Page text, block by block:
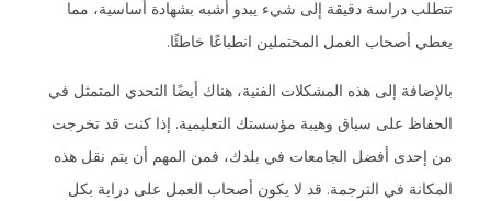
تتطلب دراسة دقيقة إلى شيء يبدو أشبه بشهادة أساسية، مما
يعطي أصحاب العمل المحتملين انطباعًا خاطئًا.
بالإضافة إلى هذه المشكلات الفنية، هناك أيضًا التحدي المتمثل في
الحفاظ على سياق وهيبة مؤسستك التعليمية. إذا كنت قد تخرجت
من إحدى أفضل الجامعات في بلدك، فمن المهم أن يتم نقل هذه
المكانة في الترجمة. قد لا يكون أصحاب العمل على دراية بكل